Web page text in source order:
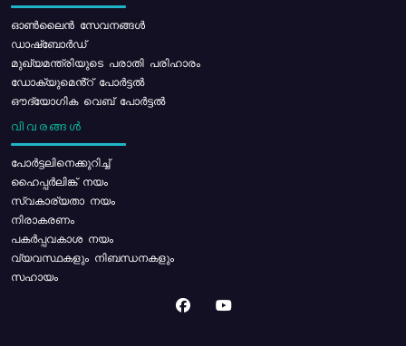
ഓൺലൈൻ സേവനങ്ങൾ
ഡാഷ്ബോർഡ്
മുഖ്യമന്ത്രിയുടെ പരാതി പരിഹാരം
ഡോക്യുമെൻ്റ് പോർട്ടൽ
ഔദ്യോഗിക വെബ് പോർട്ടൽ
വിവരങ്ങൾ
പോര്‍ട്ടലിനെക്കുറിച്ച്
ഹൈപ്പർലിങ്ക് നയം
സ്വകാര്യതാ നയം
നിരാകരണം
പകർപ്പവകാശ നയം
വ്യവസ്ഥകളും നിബന്ധനകളും
സഹായം